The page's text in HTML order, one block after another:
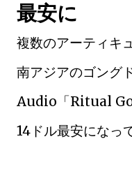
最安に
複数のアーティキ
南アジアのゴング
Audio「Ritual
14ドル最安になっ